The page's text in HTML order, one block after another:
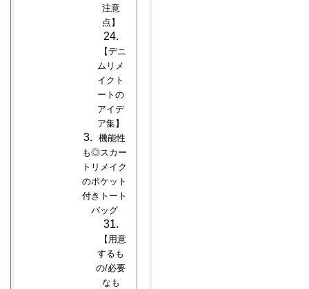
注意
点】
【デニ
ムリメ
イクト
ートの
アイデ
ア集】
機能性
も◎スカー
トリメイク
のポケット
付きトート
バッグ
【用意
するも
の/必要
なも